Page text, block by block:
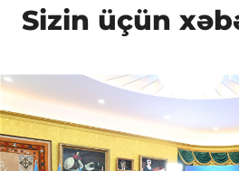
Sizin üçün